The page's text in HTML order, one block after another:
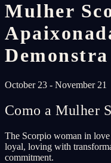
Mulher
Demonstra
October 23 - November 21
Como a Mulher
The Scorpio woman in
loyal, loving with
commitment.